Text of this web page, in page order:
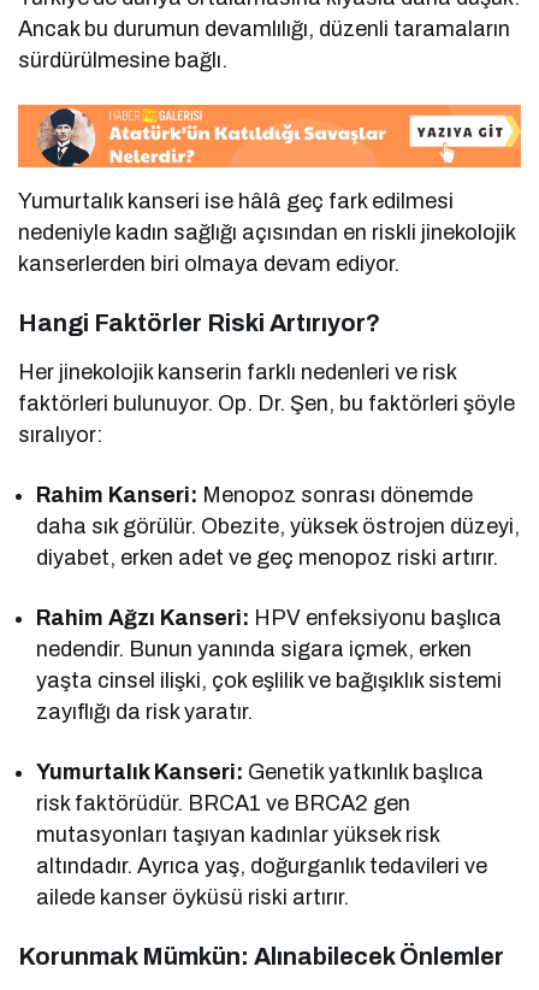
Ancak bu durumun devamlılığı, düzenli taramaların
sürdürülmesine bağlı.
Yumurtalık kanseri ise hâlâ geç fark edilmesi
nedeniyle kadın sağlığı açısından en riskli jinekolojik
kanserlerden biri olmaya devam ediyor.
Hangi Faktörler Riski Artırıyor?
Her jinekolojik kanserin farklı nedenleri ve risk
faktörleri bulunuyor. Op. Dr. Şen, bu faktörleri şöyle
sıralıyor:
Rahim Kanseri: Menopoz sonrası dönemde
daha sık görülür. Obezite, yüksek östrojen düzeyi,
diyabet, erken adet ve geç menopoz riski artırır.
Rahim Ağzı Kanseri: HPV enfeksiyonu başlıca
nedendir. Bunun yanında sigara içmek, erken
yaşta cinsel ilişki, çok eşlilik ve bağışıklık sistemi
zayıflığı da risk yaratır.
Yumurtalık Kanseri: Genetik yatkınlık başlıca
risk faktörüdür. BRCA1 ve BRCA2 gen
mutasyonları taşıyan kadınlar yüksek risk
altındadır. Ayrıca yaş, doğurganlık tedavileri ve
ailede kanser öyküsü riski artırır.
Korunmak Mümkün: Alınabilecek Önlemler